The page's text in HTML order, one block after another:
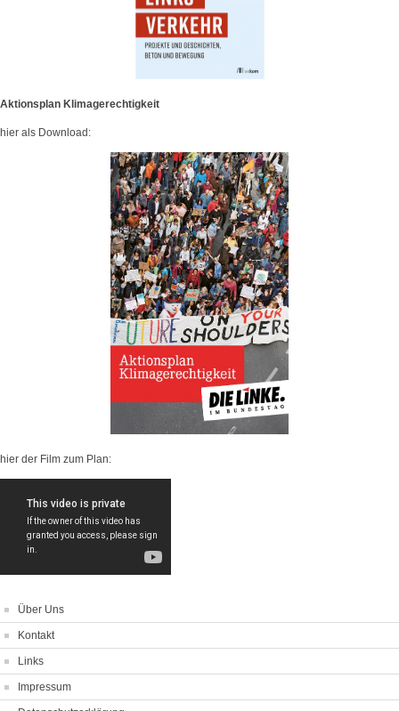
Aktionsplan Klimagerechtigkeit
hier als Download:
hier der Film zum Plan:
Über Uns
Kontakt
Links
Impressum